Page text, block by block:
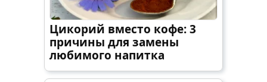
Цикорий вместо кофе: 3
причины для замены
любимого напитка